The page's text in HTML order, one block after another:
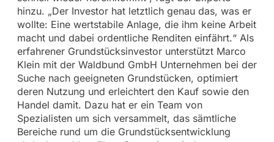
hinzu. „Der Investor hat letztlich genau das, was er
wollte: Eine wertstabile Anlage, die ihm keine Arbeit
macht und dabei ordentliche Renditen einfährt.“ Als
erfahrener Grundstücksinvestor unterstützt Marco
Klein mit der Waldbund GmbH Unternehmen bei der
Suche nach geeigneten Grundstücken, optimiert
deren Nutzung und erleichtert den Kauf sowie den
Handel damit. Dazu hat er ein Team von
Spezialisten um sich versammelt, das sämtliche
Bereiche rund um die Grundstücksentwicklung